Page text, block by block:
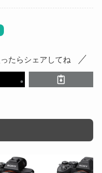
たらシェアしてね